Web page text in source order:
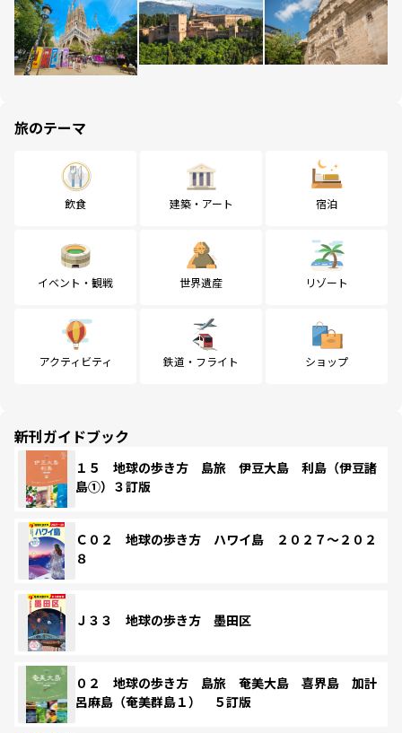
旅のテーマ
飲食 建築・アート 宿泊
イベント・観戦 世界遺産 リゾート
アクティビティ 鉄道・フライト ショップ
新刊ガイドブック
１５ 地球の歩き方 島旅 伊豆大島 利島（伊豆諸
島①）３訂版
Ｃ０２ 地球の歩き方 ハワイ島 ２０２７～２０２
８
Ｊ３３ 地球の歩き方 墨田区
０２ 地球の歩き方 島旅 奄美大島 喜界島 加計
呂麻島（奄美群島１） ５訂版